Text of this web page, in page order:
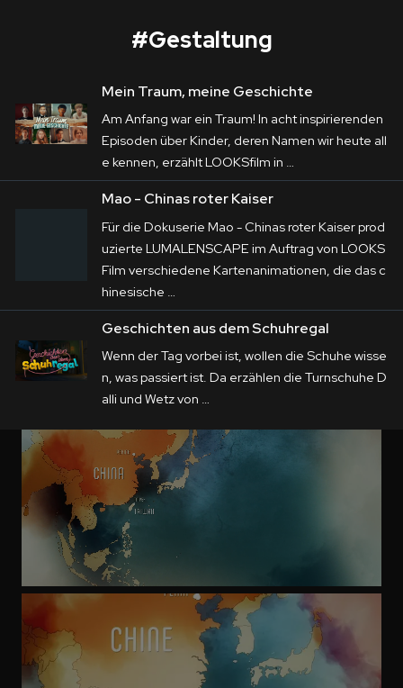
Corporate
Postproduction
Production / Services
DEU ENG Suche
Mao - Chinas roter Kaiser
Für die Dokuserie Mao - Chinas roter Kaiser
produzierte LUMALENSCAPE im Auftrag von
LOOKS Film verschiedene Kartenanimationen,
die das chinesische Territorialgebiet jeweils
historisch verorten. Der Dreiteiler ist eine
Produktion für die ARTE Mediathek.
#Gestaltung
Mein Traum, meine Geschichte
Am Anfang war ein Traum! In acht inspirierenden
Episoden über Kinder, deren Namen wir heute all
e kennen, erzählt LOOKSfilm in …
Mao - Chinas roter Kaiser
Für die Dokuserie Mao - Chinas roter Kaiser prod
uzierte LUMALENSCAPE im Auftrag von LOOKS
Film verschiedene Kartenanimationen, die das c
hinesische …
Geschichten aus dem Schuhregal
Wenn der Tag vorbei ist, wollen die Schuhe wisse
n, was passiert ist. Da erzählen die Turnschuhe D
alli und Wetz von …